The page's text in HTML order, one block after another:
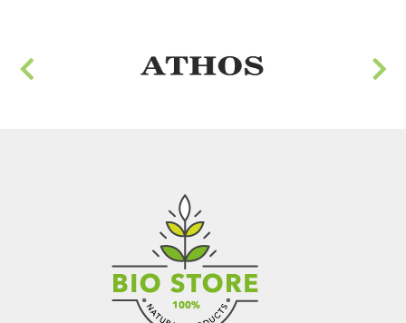
Каква е разликата между Eco Boom и
стандартните мокри кърпички?